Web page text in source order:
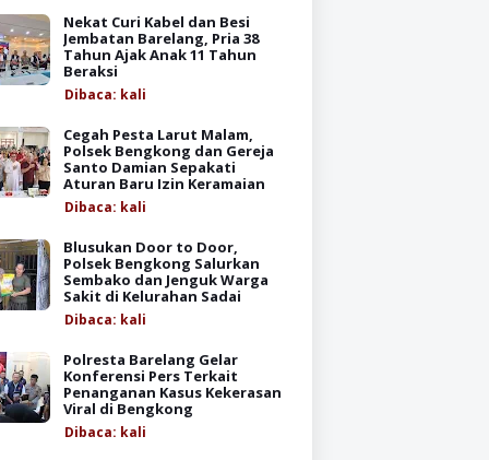
Nekat Curi Kabel dan Besi
Jembatan Barelang, Pria 38
Tahun Ajak Anak 11 Tahun
Beraksi
Dibaca: kali
Cegah Pesta Larut Malam,
Polsek Bengkong dan Gereja
Santo Damian Sepakati
Aturan Baru Izin Keramaian
Dibaca: kali
Blusukan Door to Door,
Polsek Bengkong Salurkan
Sembako dan Jenguk Warga
Sakit di Kelurahan Sadai
Dibaca: kali
Polresta Barelang Gelar
Konferensi Pers Terkait
Penanganan Kasus Kekerasan
Viral di Bengkong
Dibaca: kali